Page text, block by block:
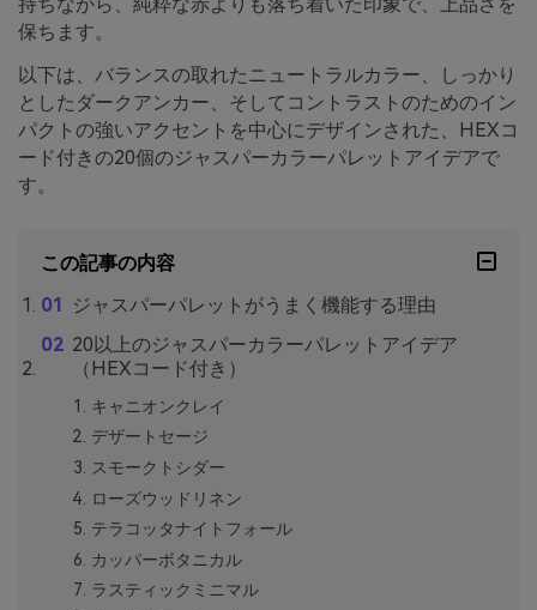
保ちます。
以下は、バランスの取れたニュートラルカラー、しっかり
としたダークアンカー、そしてコントラストのためのイン
パクトの強いアクセントを中心にデザインされた、HEXコ
ード付きの20個のジャスパーカラーパレットアイデアで
す。
この記事の内容
ジャスパーパレットがうまく機能する理由
20以上のジャスパーカラーパレットアイデア
（HEXコード付き）
キャニオンクレイ
デザートセージ
スモークトシダー
ローズウッドリネン
テラコッタナイトフォール
カッパーボタニカル
ラスティックミニマル